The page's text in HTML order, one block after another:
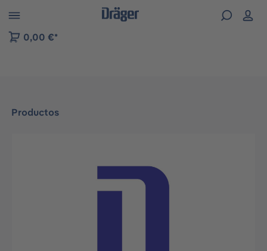
to B2B platform navigation
0,00 €*
Productos
Omitir galería de imágenes